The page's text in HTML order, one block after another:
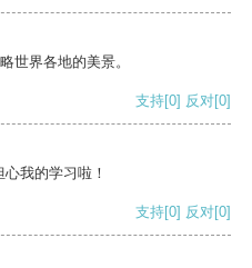
世界各地的美景。
支持[0] 反对[0]
我的学习啦！
支持[0] 反对[0]